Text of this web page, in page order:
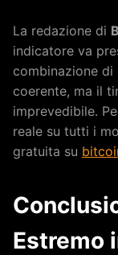
La redazione di
indicatore va
combinazione
coerente, ma il
imprevedibile.
reale su tutti i
gratuita su
Estremo